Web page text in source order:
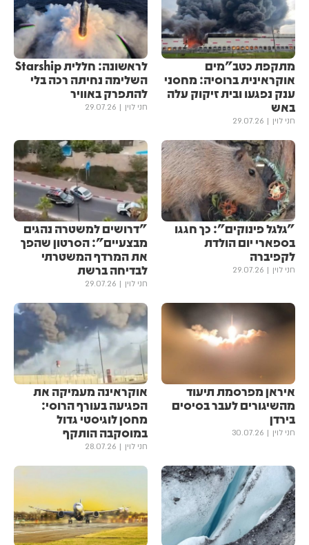
מתקפת כטב"מים
אוקראינית ברוסיה: מחסני
ענק נפגעו ובית זיקוק עלה
באש
חני לוין 29.07.26
לראשונה: חללית Starship
השלימה נחיתה רכה בלי
להתפרק באוויר
חני לוין 29.07.26
"גלגל פינוקים": כך חגגו
בספארי יום הולדת
לקפיברה
חני לוין 29.07.26
"דרושים למשטרה נהגים
מבצעיים": הסרטון שהפך
את המרדף המשטרתי
לבדיחה ברשת
חני לוין 29.07.26
איראן מפרסמת תיעוד
מהשיגורים לעבר בסיסים
בירדן
חני לוין 30.07.26
אוקראינה מעמיקה את
הפגיעה בעורף הרוסי:
מחסן לוגיסטי גדול
במוסקבה הותקף
חני לוין 28.07.26